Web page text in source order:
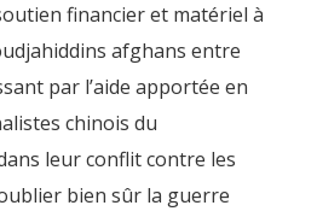
financier et matériel à
afghans entre
par l’aide apportée en
chinois du
leur conflit contre les
bien sûr la guerre